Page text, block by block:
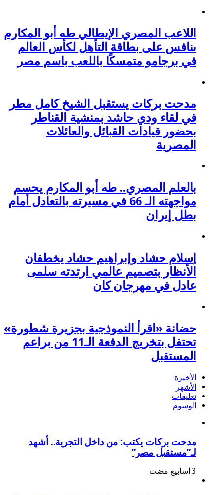
اللاعب المصري الإيطالي طه أبو المكارم
ينافس على بطاقة التأهل لكأس العالم
في برجامو متمسكًا باللعب باسم مصر
مدحت بركات يستقبل الشيخ كامل مطر
في لقاء ودي حاشد بمنشية القناطر
بحضور قيادات القبائل والعائلات
المصرية
بالعلم المصري.. طه أبو المكارم يحسم
مواجهته الـ 66 في مسيرته بالتعادل أمام
بطل إيران
إسلام حشاد وإبراهيم حشاد يخطفان
الأنظار بتصميم عالمي ارتدته سلمى
عادل في مهرجان كان
حضانة «اقرأ النموذجية بجزيرة شطورة»
تحتفل بتخريج الدفعة الـ11 من براعم
المستقبل
الأخيرة
الأشهر
تعليقات
الوسوم
مدحت بركات يكتب: من داخل التجربة.. أشهد
لـ”مستقبل مصر”